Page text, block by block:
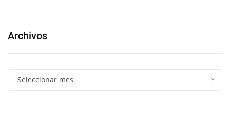
Archivos
Seleccionar mes